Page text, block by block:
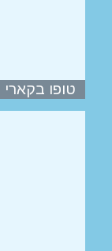
טופו בקארי